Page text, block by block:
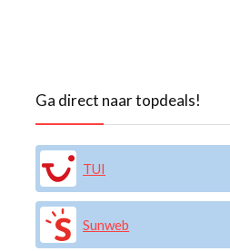
Ga direct naar topdeals!
TUI
Sunweb